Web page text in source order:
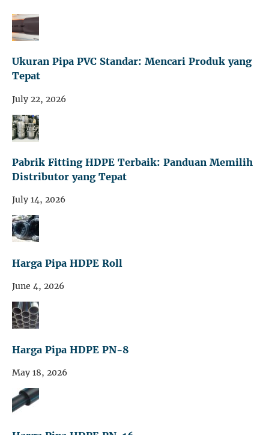
Ukuran Pipa PVC Standar: Mencari Produk yang
Tepat
July 22, 2026
Pabrik Fitting HDPE Terbaik: Panduan Memilih
Distributor yang Tepat
July 14, 2026
Harga Pipa HDPE Roll
June 4, 2026
Harga Pipa HDPE PN-8
May 18, 2026